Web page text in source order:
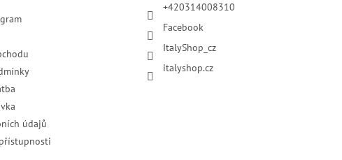
údajů
+420314008310
Facebook
ItalyShop_cz
italyshop.cz